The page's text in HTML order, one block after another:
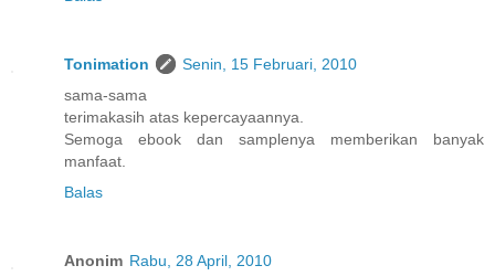
Tonimation
Senin, 15 Februari, 2010
sama-sama
terimakasih atas kepercayaannya.
Semoga ebook dan samplenya memberikan banyak
manfaat.
Balas
Anonim Rabu, 28 April, 2010